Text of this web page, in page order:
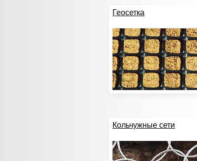
Геосетка
Кольчужные сети